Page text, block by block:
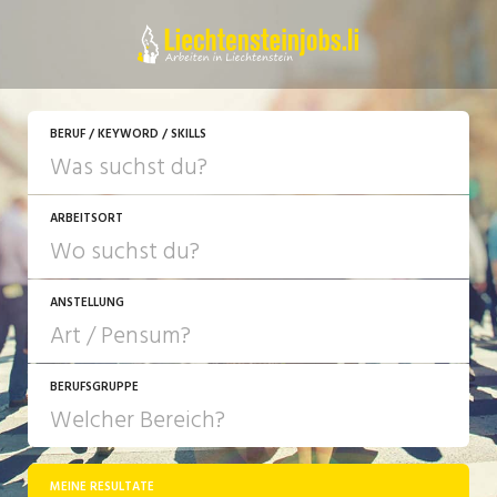
BERUF / KEYWORD / SKILLS
ARBEITSORT
ANSTELLUNG
JOB-TYP
Festanstellung
BERUFSGRUPPE
MEINE RESULTATE
JETZT BEWERBEN